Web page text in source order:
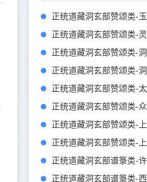
正统道藏洞玄部赞颂类-
正统道藏洞玄部赞颂类-
正统道藏洞玄部赞颂类-
正统道藏洞玄部谱箓类-